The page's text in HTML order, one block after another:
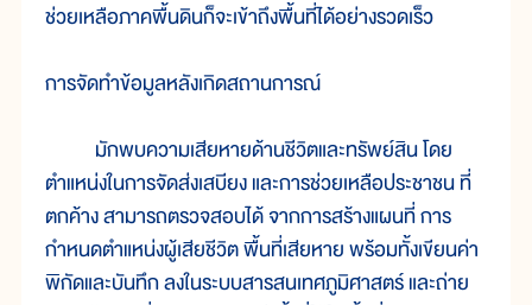
ช่วยเหลือภาคพื้นดินก็จะเข้าถึงพื้นที่ได้อย่างรวดเร็ว
การจัดทำข้อมูลหลังเกิดสถานการณ์
มักพบความเสียหายด้านชีวิตและทรัพย์สิน โดย
ตำแหน่งในการจัดส่งเสบียง และการช่วยเหลือประชาชน ที่
ตกค้าง สามารถตรวจสอบได้ จากการสร้างแผนที่ การ
กำหนดตำแหน่งผู้เสียชีวิต พื้นที่เสียหาย พร้อมทั้งเขียนค่า
พิกัดและบันทึก ลงในระบบสารสนเทศภูมิศาสตร์ และถ่าย